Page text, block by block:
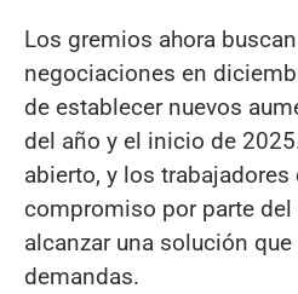
Los gremios ahora
negociaciones en
de establecer nuevos
del año y el inicio de
abierto, y los trabajadores
compromiso por parte del
alcanzar una solución
demandas.